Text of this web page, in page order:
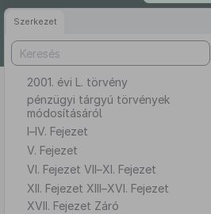
tartalomra
Szerkezet
2001. évi L. törvény
pénzügyi tárgyú törvények
módosításáról
I–IV. Fejezet
V. Fejezet
VI. Fejezet VII–XI. Fejezet
XII. Fejezet XIII–XVI. Fejezet
XVII. Fejezet Záró